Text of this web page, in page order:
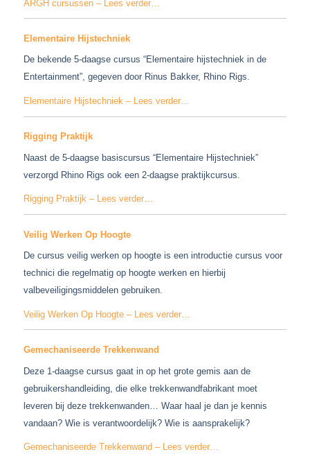
ARGH cursussen – Lees verder…
Elementaire Hijstechniek
De bekende 5-daagse cursus “Elementaire hijstechniek in de
Entertainment”, gegeven door Rinus Bakker, Rhino Rigs.
Elementaire Hijstechniek – Lees verder…
Rigging Praktijk
Naast de 5-daagse basiscursus “Elementaire Hijstechniek”
verzorgd Rhino Rigs ook een 2-daagse praktijkcursus.
Rigging Praktijk – Lees verder…
Veilig Werken Op Hoogte
De cursus veilig werken op hoogte is een introductie cursus voor
technici die regelmatig op hoogte werken en hierbij
valbeveiligingsmiddelen gebruiken.
Veilig Werken Op Hoogte – Lees verder…
Gemechaniseerde Trekkenwand
Deze 1-daagse cursus gaat in op het grote gemis aan de
gebruikershandleiding, die elke trekkenwandfabrikant moet
leveren bij deze trekkenwanden… Waar haal je dan je kennis
vandaan? Wie is verantwoordelijk? Wie is aansprakelijk?
Gemechaniseerde Trekkenwand – Lees verder…